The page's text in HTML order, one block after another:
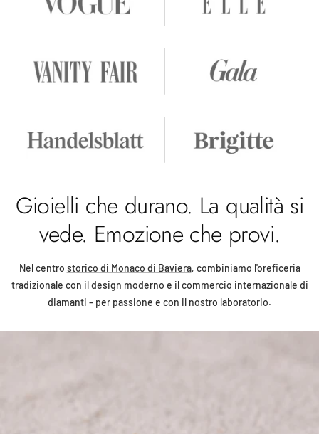
Gioielli che durano. La qualità si
vede. Emozione che provi.
Nel centro storico di Monaco di Baviera, combiniamo l'oreficeria
tradizionale con il design moderno e il commercio internazionale di
diamanti - per passione e con il nostro laboratorio.